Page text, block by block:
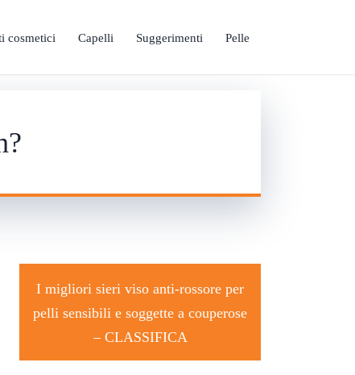
cosmetici Capelli Suggerimenti Pelle
I migliori sieri viso anti-rossore per
pelli sensibili e soggette a couperose
– CLASSIFICA